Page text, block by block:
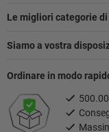
pagina
Le migliori categorie
Siamo a vostra
Ordinare in modo